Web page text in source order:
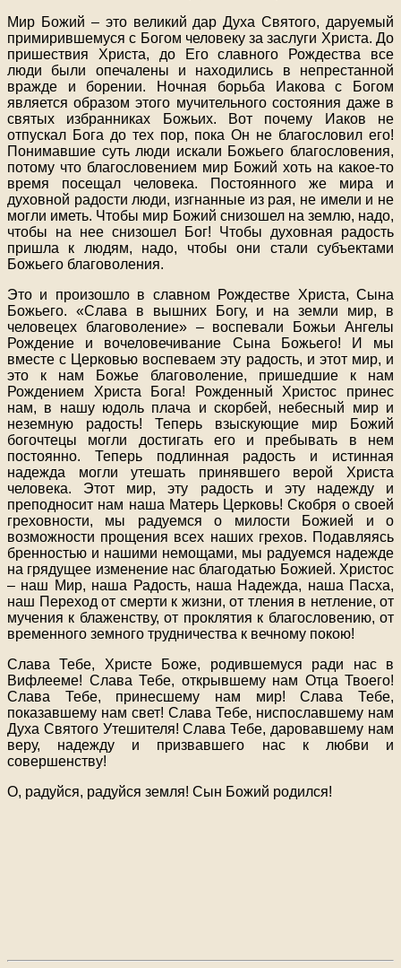
Мир Божий – это великий дар Духа Святого, даруемый
примирившемуся с Богом человеку за заслуги Христа. До
пришествия Христа, до Его славного Рождества все
люди были опечалены и находились в непрестанной
вражде и борении. Ночная борьба Иакова с Богом
является образом этого мучительного состояния даже в
святых избранниках Божьих. Вот почему Иаков не
отпускал Бога до тех пор, пока Он не благословил его!
Понимавшие суть люди искали Божьего благословения,
потому что благословением мир Божий хоть на какое-то
время посещал человека. Постоянного же мира и
духовной радости люди, изгнанные из рая, не имели и не
могли иметь. Чтобы мир Божий снизошел на землю, надо,
чтобы на нее снизошел Бог! Чтобы духовная радость
пришла к людям, надо, чтобы они стали субъектами
Божьего благоволения.
Это и произошло в славном Рождестве Христа, Сына
Божьего. «Слава в вышних Богу, и на земли мир, в
человецех благоволение» – воспевали Божьи Ангелы
Рождение и вочеловечивание Сына Божьего! И мы
вместе с Церковью воспеваем эту радость, и этот мир, и
это к нам Божье благоволение, пришедшие к нам
Рождением Христа Бога! Рожденный Христос принес
нам, в нашу юдоль плача и скорбей, небесный мир и
неземную радость! Теперь взыскующие мир Божий
богочтецы могли достигать его и пребывать в нем
постоянно. Теперь подлинная радость и истинная
надежда могли утешать принявшего верой Христа
человека. Этот мир, эту радость и эту надежду и
преподносит нам наша Матерь Церковь! Скобря о своей
греховности, мы радуемся о милости Божией и о
возможности прощения всех наших грехов. Подавляясь
бренностью и нашими немощами, мы радуемся надежде
на грядущее изменение нас благодатью Божией. Христос
– наш Мир, наша Радость, наша Надежда, наша Пасха,
наш Переход от смерти к жизни, от тления в нетление, от
мучения к блаженству, от проклятия к благословению, от
временного земного трудничества к вечному покою!
Слава Тебе, Христе Боже, родившемуся ради нас в
Вифлееме! Слава Тебе, открывшему нам Отца Твоего!
Слава Тебе, принесшему нам мир! Слава Тебе,
показавшему нам свет! Слава Тебе, ниспославшему нам
Духа Святого Утешителя! Слава Тебе, даровавшему нам
веру, надежду и призвавшего нас к любви и
совершенству!
О, радуйся, радуйся земля! Сын Божий родился!